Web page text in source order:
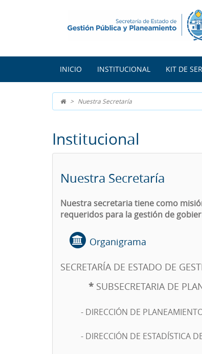
INICIO INSTITUCIONAL KIT DE
Nuestra Secretaría
Institucional
Nuestra Secretaría
Nuestra secretaria tiene como
requeridos para la gestión de
Organigrama
SECRETARÍA DE ESTADO DE
* SUBSECRETARIA DE
- DIRECCIÓN DE
- DIRECCIÓN DE ESTADÍSTICA